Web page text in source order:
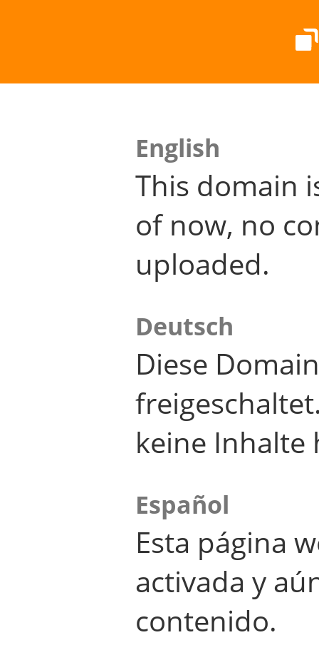
English
This domain
of now, no
uploaded.
Deutsch
Diese
keine Inhalte
Español
Esta página
activada y
contenido.